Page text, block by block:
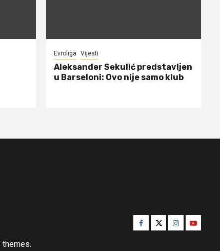
Evroliga Vijesti
Aleksander Sekulić predstavljen
u Barseloni: Ovo nije samo klub
Facebook
TwitterInstagram
Youtube
themes.